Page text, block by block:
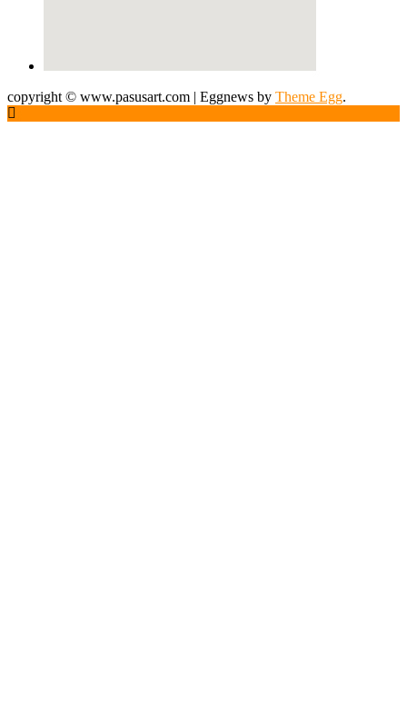
copyright © www.pasusart.com | Eggnews by Theme Egg.